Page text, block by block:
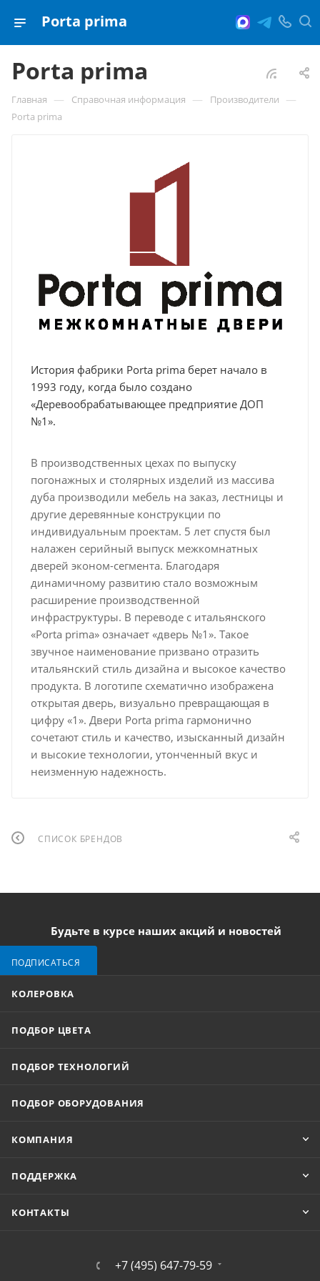
Porta prima
Porta prima
Главная — Справочная информация — Производители —
Porta prima
История фабрики Porta prima берет начало в
1993 году, когда было создано
«Деревообрабатывающее предприятие ДОП
№1».
В производственных цехах по выпуску
погонажных и столярных изделий из массива
дуба производили мебель на заказ, лестницы и
другие деревянные конструкции по
индивидуальным проектам. 5 лет спустя был
налажен серийный выпуск межкомнатных
дверей эконом-сегмента. Благодаря
динамичному развитию стало возможным
расширение производственной
инфраструктуры. В переводе с итальянского
«Porta prima» означает «дверь №1». Такое
звучное наименование призвано отразить
итальянский стиль дизайна и высокое качество
продукта. В логотипе схематично изображена
открытая дверь, визуально превращающая в
цифру «1». Двери Porta prima гармонично
сочетают стиль и качество, изысканный дизайн
и высокие технологии, утонченный вкус и
неизменную надежность.
СПИСОК БРЕНДОВ
Будьте в курсе наших акций и новостей
ПОДПИСАТЬСЯ
КОЛЕРОВКА
ПОДБОР ЦВЕТА
ПОДБОР ТЕХНОЛОГИЙ
ПОДБОР ОБОРУДОВАНИЯ
КОМПАНИЯ
ПОДДЕРЖКА
КОНТАКТЫ
+7 (495) 647-79-59